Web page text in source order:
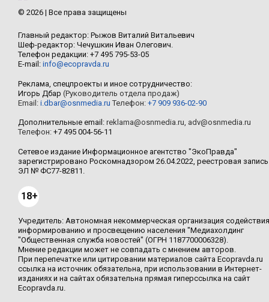
© 2026 | Все права защищены
Главный редактор: Рыжов Виталий Витальевич
Шеф-редактор: Чечушкин Иван Олегович.
Телефон редакции: +7 495 795-53-05
E-mail: info@ecopravda.ru
Реклама, спецпроекты и иное сотрудничество:
Игорь Дбар (Руководитель отдела продаж)
Email: i.dbar@osnmedia.ru Телефон: +7 909 936-02-90
Дополнительные email: reklama@osnmedia.ru, adv@osnmedia.ru
Телефон: +7 495 004-56-11
Сетевое издание Информационное агентство "ЭкоПравда"
зарегистрировано Роскомнадзором 26.04.2022, реестровая запись
ЭЛ № ФС77-82811.
18+
Учредитель: Автономная некоммерческая организация содействия
информированию и просвещению населения "Медиахолдинг
"Общественная служба новостей" (ОГРН 1187700006328).
Мнение редакции может не совпадать с мнением авторов.
При перепечатке или цитировании материалов сайта Ecopravda.ru
ссылка на источник обязательна, при использовании в Интернет-
изданиях и на сайтах обязательна прямая гиперссылка на сайт
Ecopravda.ru.